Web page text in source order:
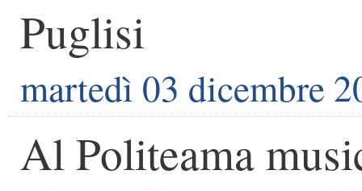
Puglisi
martedì 03 dicembre
Al Politeama